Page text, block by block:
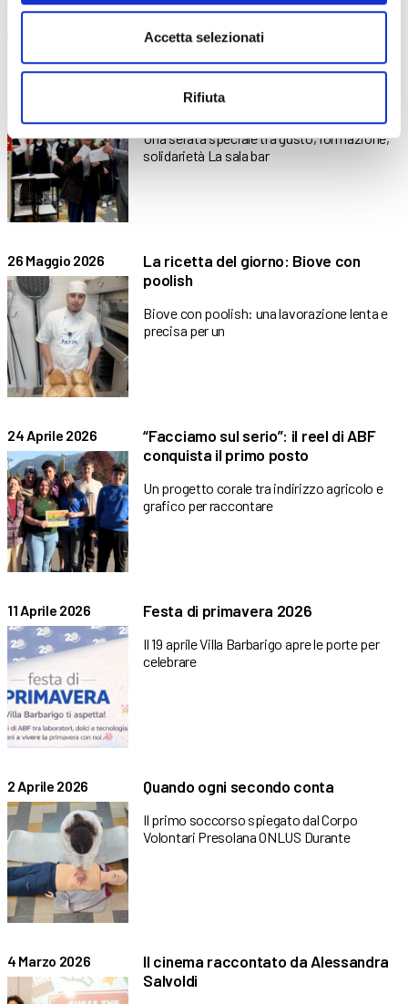
Accetta selezionati
Rifiuta
Clusone e Valle Seriana Superiore
Una serata speciale tra gusto, formazione,
solidarietà La sala bar
26 Maggio 2026
La ricetta del giorno: Biove con
poolish
Biove con poolish: una lavorazione lenta e
precisa per un
24 Aprile 2026
“Facciamo sul serio”: il reel di ABF
conquista il primo posto
Un progetto corale tra indirizzo agricolo e
grafico per raccontare
11 Aprile 2026 Festa di primavera 2026
Il 19 aprile Villa Barbarigo apre le porte per
celebrare
2 Aprile 2026 Quando ogni secondo conta
Il primo soccorso spiegato dal Corpo
Volontari Presolana ONLUS Durante
4 Marzo 2026
Il cinema raccontato da Alessandra
Salvoldi